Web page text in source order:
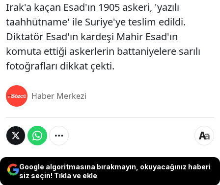
Irak'a kaçan Esad'ın 1905 askeri, 'yazılı
taahhütname' ile Suriye'ye teslim edildi.
Diktatör Esad'ın kardeşi Mahir Esad'ın
komuta ettiği askerlerin battaniyelere sarılı
fotoğrafları dikkat çekti.
Haber Merkezi
Google algoritmasına bırakmayın, okuyacağınız haberi
siz seçin! Tıkla ve ekle